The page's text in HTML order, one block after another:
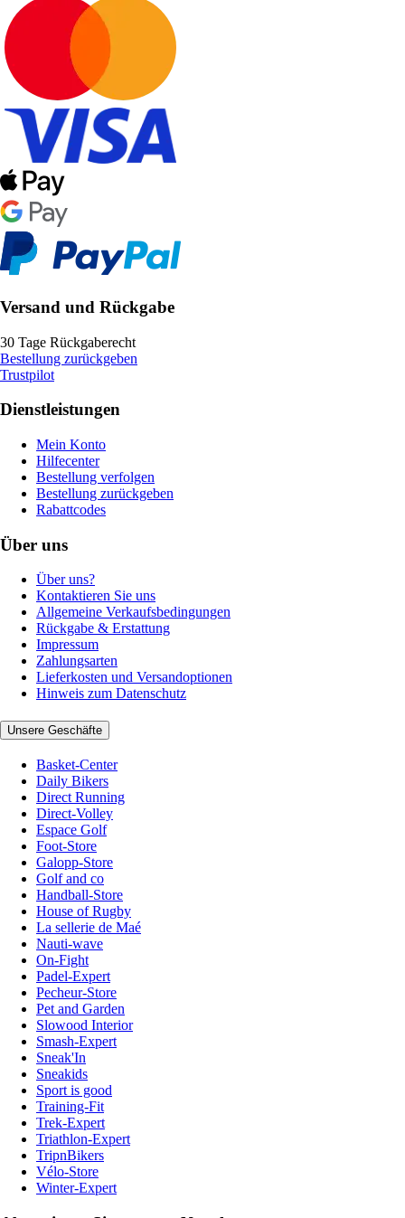
Versand und Rückgabe
30 Tage Rückgaberecht
Bestellung zurückgeben
Trustpilot
Dienstleistungen
Mein Konto
Hilfecenter
Bestellung verfolgen
Bestellung zurückgeben
Rabattcodes
Über uns
Über uns?
Kontaktieren Sie uns
Allgemeine Verkaufsbedingungen
Rückgabe & Erstattung
Impressum
Zahlungsarten
Lieferkosten und Versandoptionen
Hinweis zum Datenschutz
Unsere Geschäfte
Basket-Center
Daily Bikers
Direct Running
Direct-Volley
Espace Golf
Foot-Store
Galopp-Store
Golf and co
Handball-Store
House of Rugby
La sellerie de Maé
Nauti-wave
On-Fight
Padel-Expert
Pecheur-Store
Pet and Garden
Slowood Interior
Smash-Expert
Sneak'In
Sneakids
Sport is good
Training-Fit
Trek-Expert
Triathlon-Expert
TripnBikers
Vélo-Store
Winter-Expert